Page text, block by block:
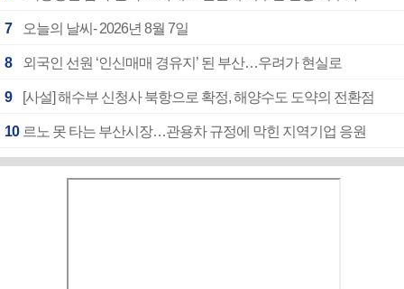
7 오늘의 날씨- 2026년 8월 7일
8 외국인 선원 ‘인신매매 경유지’ 된 부산…우려가 현실로
9 [사설] 해수부 신청사 북항으로 확정, 해양수도 도약의 전환점
10 르노 못 타는 부산시장…관용차 규정에 막힌 지역기업 응원